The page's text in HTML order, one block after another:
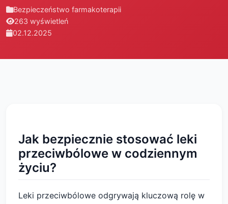
Bezpieczeństwo farmakoterapii
263 wyświetleń
02.12.2025
Jak bezpiecznie stosować leki
przeciwbólowe w codziennym
życiu?
Leki przeciwbólowe odgrywają kluczową rolę w